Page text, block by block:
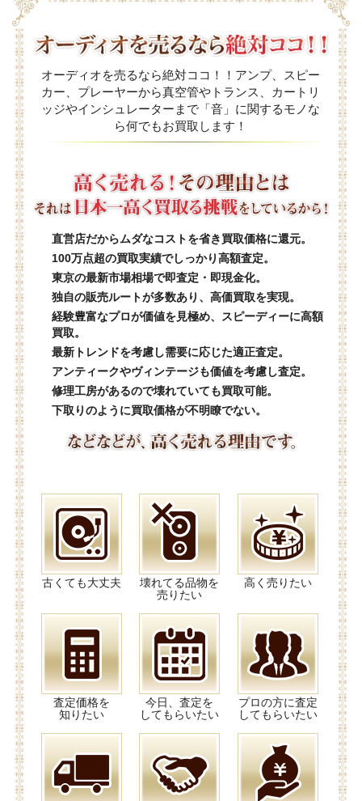
オーディオを売るなら絶対ココ！！アンプ、スピー
カー、プレーヤーから真空管やトランス、カートリ
ッジやインシュレーターまで「音」に関するモノな
ら何でもお買取します！
直営店だからムダなコストを省き買取価格に還元。
100万点超の買取実績でしっかり高額査定。
東京の最新市場相場で即査定・即現金化。
独自の販売ルートが多数あり、高価買取を実現。
経験豊富なプロが価値を見極め、スピーディーに高額
買取。
最新トレンドを考慮し需要に応じた適正査定。
アンティークやヴィンテージも価値を考慮し査定。
修理工房があるので壊れていても買取可能。
下取りのように買取価格が不明瞭でない。
古くても大丈夫
壊れてる品物を
売りたい
高く売りたい
査定価格を
知りたい
今日、査定を
してもらいたい
プロの方に査定
してもらいたい